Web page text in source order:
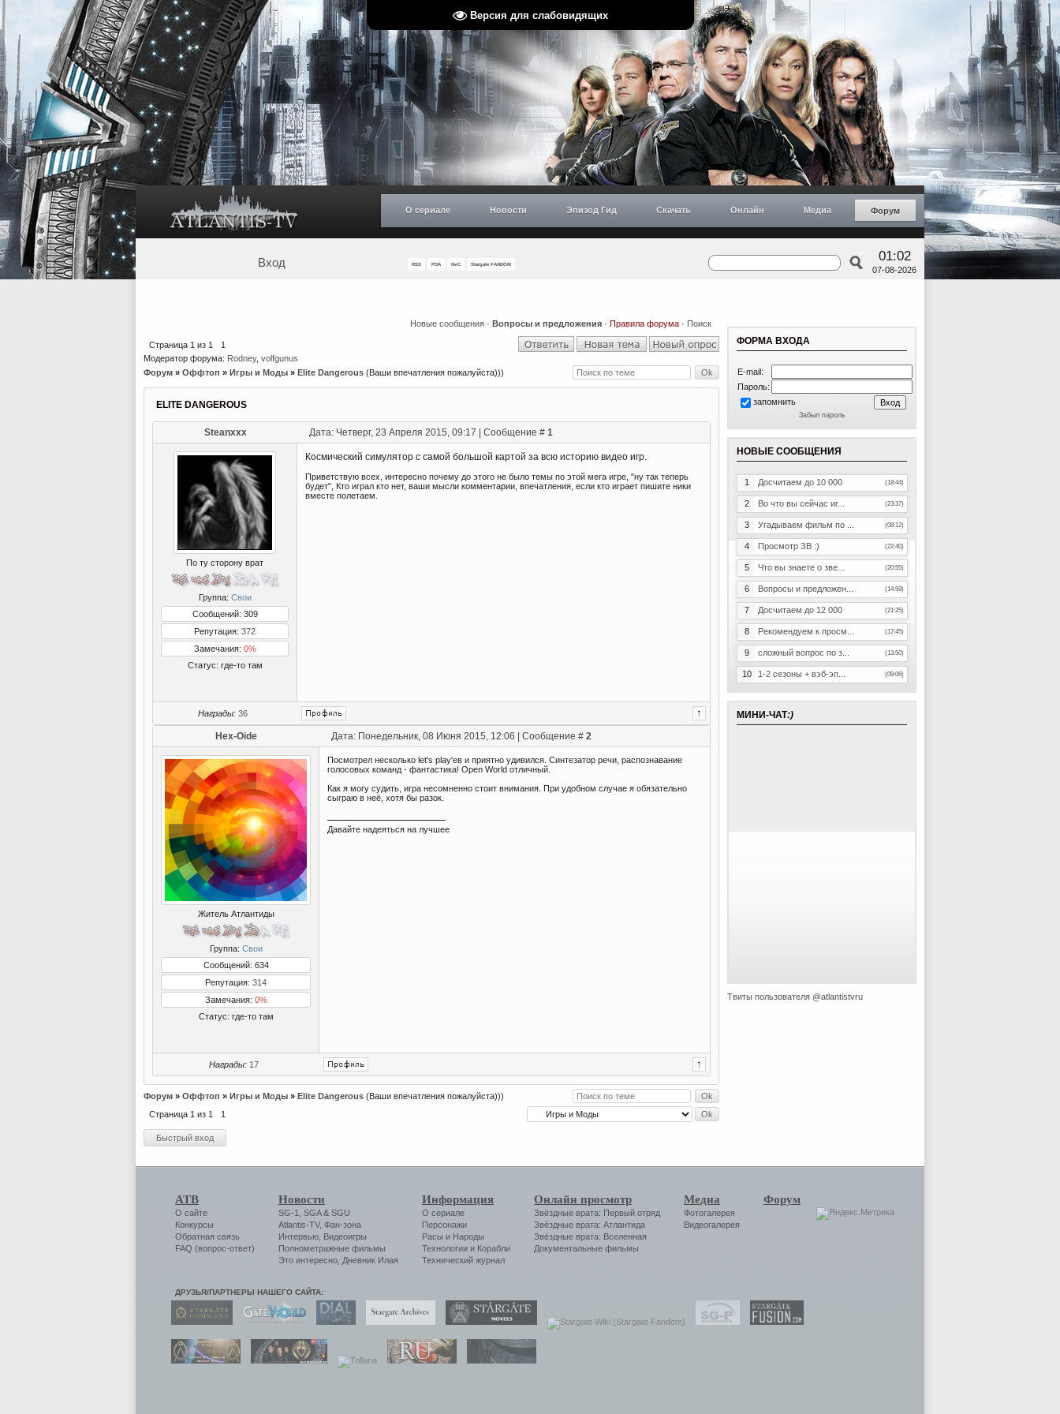
Версия для слабовидящих
О сериале Новости Эпизод Гид Скачать Онлайн Медиа Форум
Вход RSS PDA НиС Stargate FANDOM
01:02
07-08-2026
Новые сообщения · Вопросы и предложения · Правила форума · Поиск
Страница 1 из 1
1
Модератор форума: Rodney, volfgunus
Форум » Оффтоп » Игры и Моды » Elite Dangerous (Ваши впечатления пожалуйста)))
ELITE DANGEROUS
Steanxxx Дата: Четверг, 23 Апреля 2015, 09:17 | Сообщение # 1
По ту сторону врат
Группа: Свои
Сообщений: 309
Репутация: 372
Замечания: 0%
Статус: где-то там
Космический симулятор с самой большой картой за всю историю видео игр.
Приветствую всех, интересно почему до этого не было темы по этой мега игре, "ну так теперь
будет", Кто играл кто нет, ваши мысли комментарии, впечатления, если кто играет пишите ники
вместе полетаем.
Награды: 36
Hex-Oide Дата: Понедельник, 08 Июня 2015, 12:06 | Сообщение # 2
Житель Атлантиды
Группа: Свои
Сообщений: 634
Репутация: 314
Замечания: 0%
Статус: где-то там
Посмотрел несколько let's play'ев и приятно удивился. Синтезатор речи, распознавание
голосовых команд - фантастика! Open World отличный.
Как я могу судить, игра несомненно стоит внимания. При удобном случае я обязательно
сыграю в неё, хотя бы разок.
Давайте надеяться на лучшее
Награды: 17
Форум » Оффтоп » Игры и Моды » Elite Dangerous (Ваши впечатления пожалуйста)))
Страница 1 из 1 1
ФОРМА ВХОДА
E-mail:
Пароль:
запомнить
Забыл пароль
НОВЫЕ СООБЩЕНИЯ
1 Досчитаем до 10 000 (18:44)
2 Во что вы сейчас иг... (23:37)
3 Угадываем фильм по ... (08:12)
4 Просмотр ЗВ :) (22:40)
5 Что вы знаете о зве... (20:55)
6 Вопросы и предложен... (14:59)
7 Досчитаем до 12 000 (21:25)
8 Рекомендуем к просм... (17:45)
9 сложный вопрос по з... (13:50)
10 1-2 сезоны + вэб-эп... (09:06)
МИНИ-ЧАТ:)
Твиты пользователя @atlantistvru
АТВ
О сайте
Конкурсы
Обратная связь
FAQ (вопрос-ответ)
Новости
SG-1 SGA& SGU
Atlantis-TV, Фан-зона
Интервью Видеоигры
Полнометражные фильмы
Это интересно Дневник Илая
Информация
О сериале
Персонажи
Расы и Народы
Технологии и Корабли
Технический журнал
Онлайн просмотр
Звёздные врата: Первый отряд
Звёздные врата: Атлантида
Звёздные врата: Вселенная
Документальные фильмы
Медиа
Фотогалерея
Видеогалерея
Форум
ДРУЗЬЯ/ПАРТНЕРЫ НАШЕГО САЙТА: